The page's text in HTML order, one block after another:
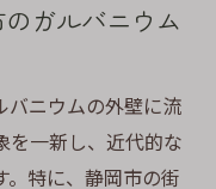
ガルバニウム
バニウムの外壁に流
を一新し、近代的な
。特に、静岡市の街